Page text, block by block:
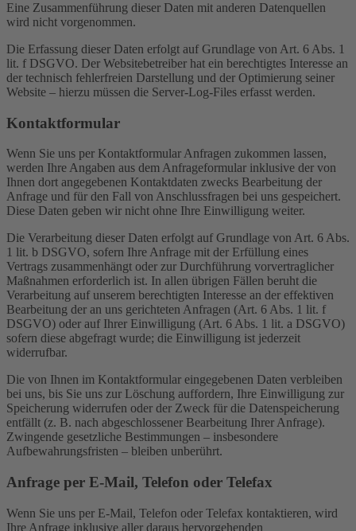
Eine Zusammenführung dieser Daten mit anderen Datenquellen
wird nicht vorgenommen.
Die Erfassung dieser Daten erfolgt auf Grundlage von Art. 6 Abs. 1
lit. f DSGVO. Der Websitebetreiber hat ein berechtigtes Interesse an
der technisch fehlerfreien Darstellung und der Optimierung seiner
Website – hierzu müssen die Server-Log-Files erfasst werden.
Kontaktformular
Wenn Sie uns per Kontaktformular Anfragen zukommen lassen,
werden Ihre Angaben aus dem Anfrageformular inklusive der von
Ihnen dort angegebenen Kontaktdaten zwecks Bearbeitung der
Anfrage und für den Fall von Anschlussfragen bei uns gespeichert.
Diese Daten geben wir nicht ohne Ihre Einwilligung weiter.
Die Verarbeitung dieser Daten erfolgt auf Grundlage von Art. 6 Abs.
1 lit. b DSGVO, sofern Ihre Anfrage mit der Erfüllung eines
Vertrags zusammenhängt oder zur Durchführung vorvertraglicher
Maßnahmen erforderlich ist. In allen übrigen Fällen beruht die
Verarbeitung auf unserem berechtigten Interesse an der effektiven
Bearbeitung der an uns gerichteten Anfragen (Art. 6 Abs. 1 lit. f
DSGVO) oder auf Ihrer Einwilligung (Art. 6 Abs. 1 lit. a DSGVO)
sofern diese abgefragt wurde; die Einwilligung ist jederzeit
widerrufbar.
Die von Ihnen im Kontaktformular eingegebenen Daten verbleiben
bei uns, bis Sie uns zur Löschung auffordern, Ihre Einwilligung zur
Speicherung widerrufen oder der Zweck für die Datenspeicherung
entfällt (z. B. nach abgeschlossener Bearbeitung Ihrer Anfrage).
Zwingende gesetzliche Bestimmungen – insbesondere
Aufbewahrungsfristen – bleiben unberührt.
Anfrage per E-Mail, Telefon oder Telefax
Wenn Sie uns per E-Mail, Telefon oder Telefax kontaktieren, wird
Ihre Anfrage inklusive aller daraus hervorgehenden